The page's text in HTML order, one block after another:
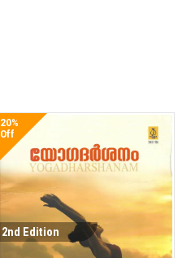
20%
Off
2nd Edition